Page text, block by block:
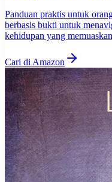
Panduan praktis untuk
berbasis bukti untuk
kehidupan yang
Cari di Amazon